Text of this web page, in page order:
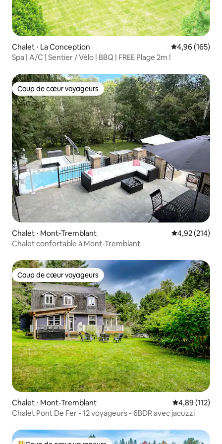
Chalet ⋅ La Conception Évaluation
4,96 (165)
Spa | A/C | Sentier / Vélo | BBQ | FREE Plage 2m !
Coup de cœur voyageurs
Coup de cœur voyageurs
Chalet ⋅ Mont-Tremblant Évaluation
4,92 (214)
Chalet confortable à Mont-Tremblant
Coup de cœur voyageurs
Coup de cœur voyageurs
Chalet ⋅ Mont-Tremblant Évaluation
4,89 (112)
Chalet Pont De Fer - 12 voyageurs - 6BDR avec jacuzzi